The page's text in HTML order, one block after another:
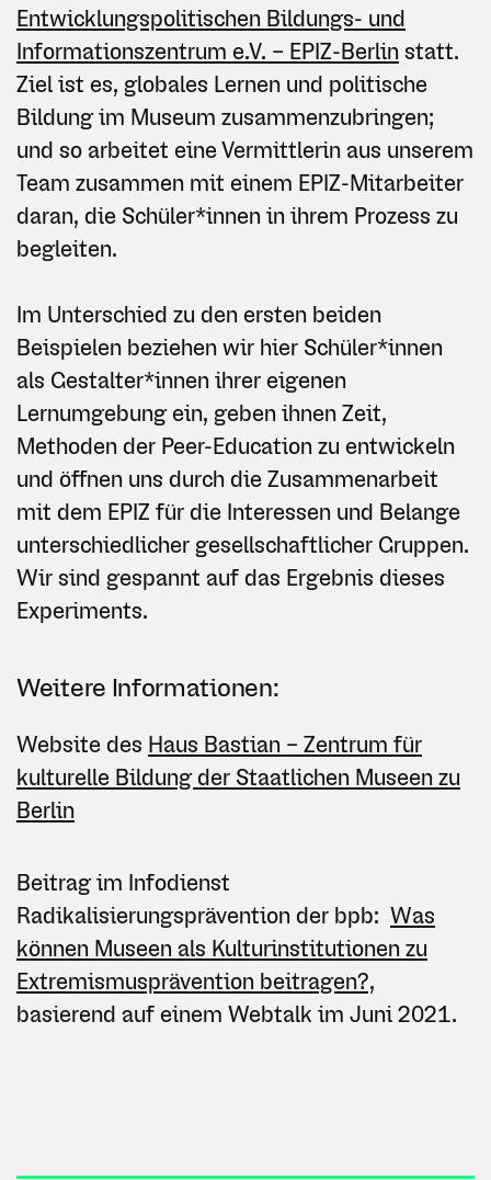
Entwicklungspolitischen Bildungs- und
Informationszentrum e.V. – EPIZ-Berlin statt.
Ziel ist es, globales Lernen und politische
Bildung im Museum zusammenzubringen;
und so arbeitet eine Vermittlerin aus unserem
Team zusammen mit einem EPIZ-Mitarbeiter
daran, die Schüler*innen in ihrem Prozess zu
begleiten.
Im Unterschied zu den ersten beiden
Beispielen beziehen wir hier Schüler*innen
als Gestalter*innen ihrer eigenen
Lernumgebung ein, geben ihnen Zeit,
Methoden der Peer-Education zu entwickeln
und öffnen uns durch die Zusammenarbeit
mit dem EPIZ für die Interessen und Belange
unterschiedlicher gesellschaftlicher Gruppen.
Wir sind gespannt auf das Ergebnis dieses
Experiments.
Weitere Informationen:
Website des Haus Bastian – Zentrum für
kulturelle Bildung der Staatlichen Museen zu
Berlin
Beitrag im Infodienst
Radikalisierungsprävention der bpb: Was
können Museen als Kulturinstitutionen zu
Extremismusprävention beitragen?,
basierend auf einem Webtalk im Juni 2021.